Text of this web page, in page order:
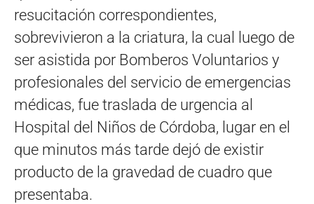
resucitación correspondientes,
sobrevivieron a la criatura, la cual luego de
ser asistida por Bomberos Voluntarios y
profesionales del servicio de emergencias
médicas, fue traslada de urgencia al
Hospital del Niños de Córdoba, lugar en el
que minutos más tarde dejó de existir
producto de la gravedad de cuadro que
presentaba.